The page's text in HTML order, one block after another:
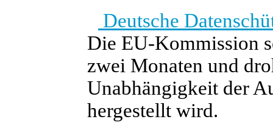
Deutsche
Die EU-Kommission
zwei Monaten und
Unabhängigkeit der
hergestellt wird.